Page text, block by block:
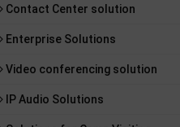
Contact Center solution
Enterprise Solutions
Video conferencing solution
IP Audio Solutions